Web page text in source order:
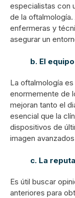
especialistas con
de la
enfermeras y
asegurar un
b. El
La oftalmología
enormemente de
mejoran tanto el
esencial que la
dispositivos de
imagen
c. La
Es útil buscar
anteriores para